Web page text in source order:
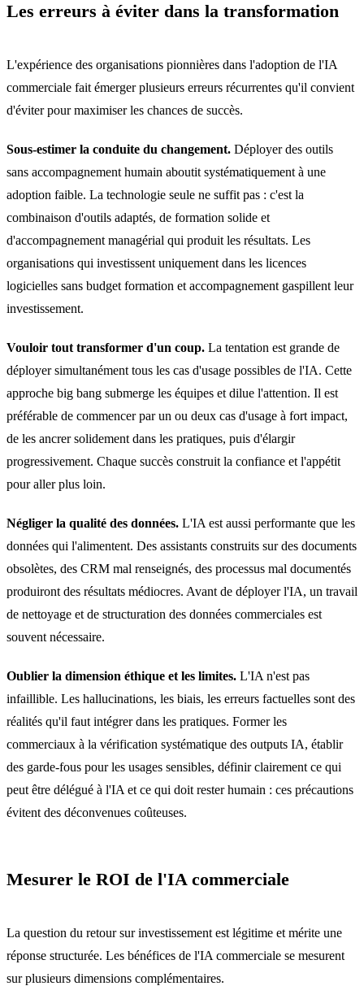
Les erreurs à éviter dans la transformation
L'expérience des organisations pionnières dans l'adoption de l'IA
commerciale fait émerger plusieurs erreurs récurrentes qu'il convient
d'éviter pour maximiser les chances de succès.
Sous-estimer la conduite du changement. Déployer des outils
sans accompagnement humain aboutit systématiquement à une
adoption faible. La technologie seule ne suffit pas : c'est la
combinaison d'outils adaptés, de formation solide et
d'accompagnement managérial qui produit les résultats. Les
organisations qui investissent uniquement dans les licences
logicielles sans budget formation et accompagnement gaspillent leur
investissement.
Vouloir tout transformer d'un coup. La tentation est grande de
déployer simultanément tous les cas d'usage possibles de l'IA. Cette
approche big bang submerge les équipes et dilue l'attention. Il est
préférable de commencer par un ou deux cas d'usage à fort impact,
de les ancrer solidement dans les pratiques, puis d'élargir
progressivement. Chaque succès construit la confiance et l'appétit
pour aller plus loin.
Négliger la qualité des données. L'IA est aussi performante que les
données qui l'alimentent. Des assistants construits sur des documents
obsolètes, des CRM mal renseignés, des processus mal documentés
produiront des résultats médiocres. Avant de déployer l'IA, un travail
de nettoyage et de structuration des données commerciales est
souvent nécessaire.
Oublier la dimension éthique et les limites. L'IA n'est pas
infaillible. Les hallucinations, les biais, les erreurs factuelles sont des
réalités qu'il faut intégrer dans les pratiques. Former les
commerciaux à la vérification systématique des outputs IA, établir
des garde-fous pour les usages sensibles, définir clairement ce qui
peut être délégué à l'IA et ce qui doit rester humain : ces précautions
évitent des déconvenues coûteuses.
Mesurer le ROI de l'IA commerciale
La question du retour sur investissement est légitime et mérite une
réponse structurée. Les bénéfices de l'IA commerciale se mesurent
sur plusieurs dimensions complémentaires.